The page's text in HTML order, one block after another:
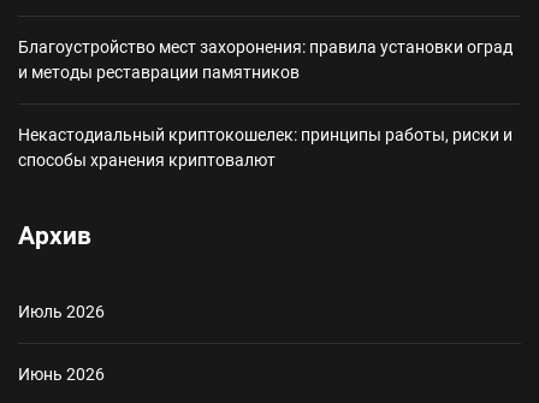
Благоустройство мест захоронения: правила установки оград
и методы реставрации памятников
Некастодиальный криптокошелек: принципы работы, риски и
способы хранения криптовалют
Архив
Июль 2026
Июнь 2026